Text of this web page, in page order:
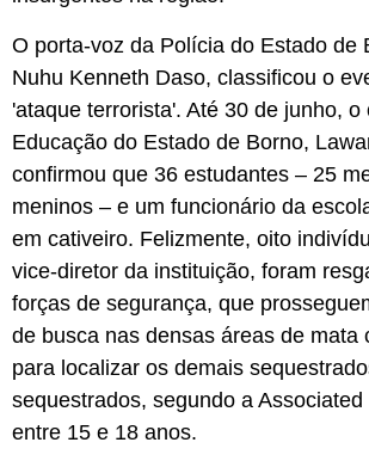
O porta-voz da Polícia do Estado de
Nuhu Kenneth Daso, classificou o
'ataque terrorista'. Até 30 de junho, o
Educação do Estado de Borno,
confirmou que 36 estudantes – 25
meninos – e um funcionário da
em cativeiro. Felizmente, oito
vice-diretor da instituição, foram
forças de segurança, que
de busca nas densas áreas de mata
para localizar os demais
sequestrados, segundo a
entre 15 e 18 anos.